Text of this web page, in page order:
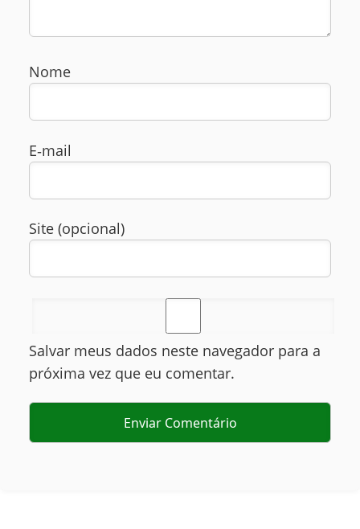
Nome
E‑mail
Site (opcional)
Salvar meus dados neste navegador para a
próxima vez que eu comentar.